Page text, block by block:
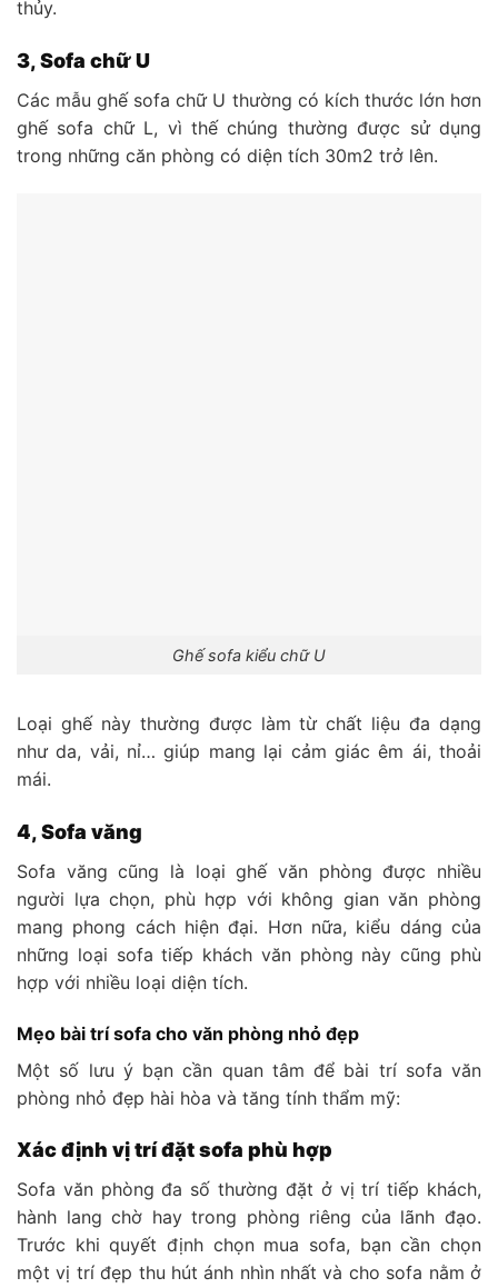
thủy.
3, Sofa chữ U
Các mẫu ghế sofa chữ U thường có kích thước lớn hơn
ghế sofa chữ L, vì thế chúng thường được sử dụng
trong những căn phòng có diện tích 30m2 trở lên.
Ghế sofa kiểu chữ U
Loại ghế này thường được làm từ chất liệu đa dạng
như da, vải, nỉ… giúp mang lại cảm giác êm ái, thoải
mái.
4, Sofa văng
Sofa văng cũng là loại ghế văn phòng được nhiều
người lựa chọn, phù hợp với không gian văn phòng
mang phong cách hiện đại. Hơn nữa, kiểu dáng của
những loại sofa tiếp khách văn phòng này cũng phù
hợp với nhiều loại diện tích.
Mẹo bài trí sofa cho văn phòng nhỏ đẹp
Một số lưu ý bạn cần quan tâm để bài trí sofa văn
phòng nhỏ đẹp hài hòa và tăng tính thẩm mỹ:
Xác định vị trí đặt sofa phù hợp
Sofa văn phòng đa số thường đặt ở vị trí tiếp khách,
hành lang chờ hay trong phòng riêng của lãnh đạo.
Trước khi quyết định chọn mua sofa, bạn cần chọn
một vị trí đẹp thu hút ánh nhìn nhất và cho sofa nằm ở